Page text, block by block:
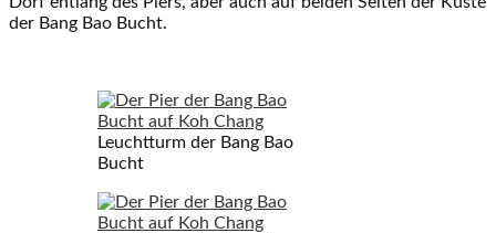
der Bang Bao Bucht.
Leuchtturm der Bang Bao
Bucht